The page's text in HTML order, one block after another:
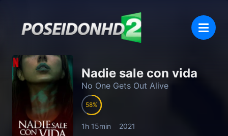
Nadie sale con vida
No One Gets Out Alive
58
1h 15min 2021